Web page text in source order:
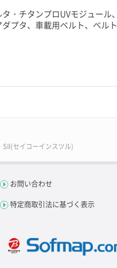
・チタンプロUVモジュール
プタ、車載用ベルト、ベル
SII(セイコーインスツル)
お問い合わせ
特定商取引法に基づく表示